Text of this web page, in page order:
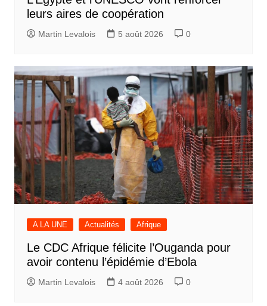
leurs aires de coopération
Martin Levalois 5 août 2026 0
A LA UNE Actualités Afrique
Le CDC Afrique félicite l’Ouganda pour
avoir contenu l’épidémie d’Ebola
Martin Levalois 4 août 2026 0